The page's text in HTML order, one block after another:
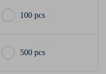
100 pcs
500 pcs